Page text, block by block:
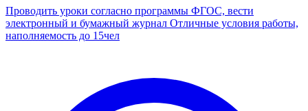
Проводить уроки согласно программы ФГОС, вести
электронный и бумажный журнал Отличные условия работы,
наполняемость до 15чел